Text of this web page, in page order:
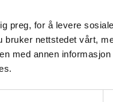
preg, for å levere
nettstedet vårt,
med annen